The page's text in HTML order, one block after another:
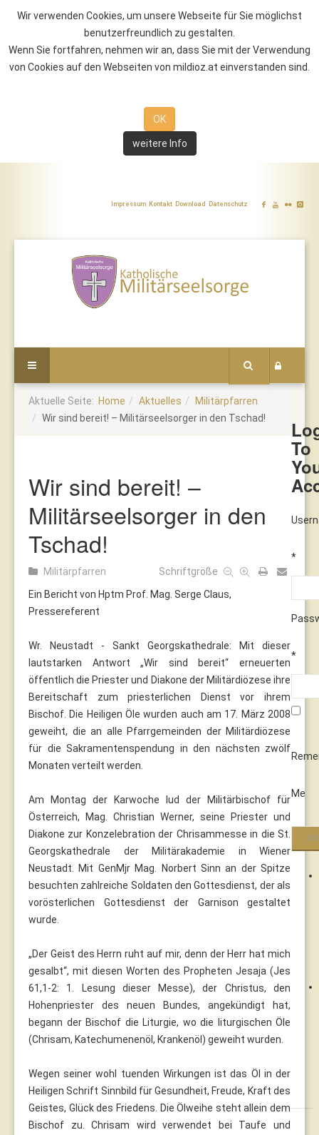
Wir verwenden Cookies, um unsere Webseite für Sie möglichst
benutzerfreundlich zu gestalten.
Wenn Sie fortfahren, nehmen wir an, dass Sie mit der Verwendung
von Cookies auf den Webseiten von mildioz.at einverstanden sind.
OK
weitere Info
Impressum Kontakt Download Datenschutz
To
*
*
Me
Aktuelle Seite: Home Aktuelles
Militärpfarren
Wir sind bereit! – Militärseelsorger in den Tschad!
Wir sind bereit! –
Militärseelsorger in den
Tschad!
Militärpfarren
Schriftgröße
Ein Bericht von Hptm Prof. Mag. Serge Claus,
Pressereferent
Wr. Neustadt - Sankt Georgskathedrale: Mit dieser
lautstarken Antwort „Wir sind bereit“ erneuerten
öffentlich die Priester und Diakone der Militärdiözese ihre
Bereitschaft zum priesterlichen Dienst vor ihrem
Bischof. Die Heiligen Öle wurden auch am 17. März 2008
geweiht, die an alle Pfarrgemeinden der Militärdiözese
für die Sakramentenspendung in den nächsten zwölf
Monaten verteilt werden.
Am Montag der Karwoche lud der Militärbischof für
Österreich, Mag. Christian Werner, seine Priester und
Diakone zur Konzelebration der Chrisammesse in die St.
Georgskathedrale der Militärakademie in Wiener
Neustadt. Mit GenMjr Mag. Norbert Sinn an der Spitze
besuchten zahlreiche Soldaten den Gottesdienst, der als
vorösterlichen Gottesdienst der Garnison gestaltet
wurde.
„Der Geist des Herrn ruht auf mir, denn der Herr hat mich
gesalbt“, mit diesen Worten des Propheten Jesaja (Jes
61,1-2: 1. Lesung dieser Messe), der Christus, den
Hohenpriester des neuen Bundes, angekündigt hat,
begann der Bischof die Liturgie, wo die liturgischen Öle
(Chrisam, Katechumenenöl, Krankenöl) geweiht wurden.
Wegen seiner wohl tuenden Wirkungen ist das Öl in der
Heiligen Schrift Sinnbild für Gesundheit, Freude, Kraft des
Geistes, Glück des Friedens. Die Ölweihe steht allein dem
Bischof zu. Chrisam wird verwendet bei Taufe und